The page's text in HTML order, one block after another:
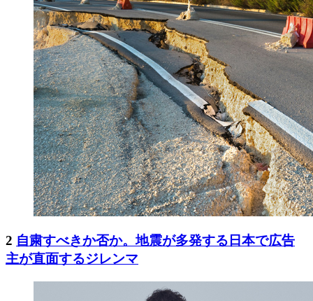
2 自粛すべきか否か。地震が多発する日本で広告
主が直面するジレンマ